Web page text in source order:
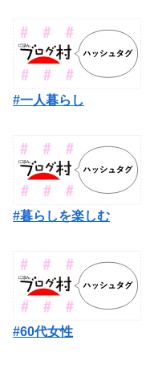
#一人暮らし
#暮らしを楽しむ
#60代女性